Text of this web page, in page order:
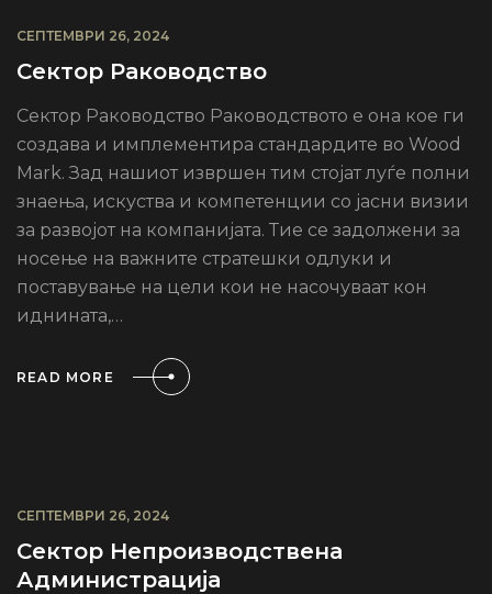
СЕПТЕМВРИ 26, 2024
Сектор Раководство
Сектор Раководство Раководството е она кое ги
создава и имплементира стандардите во Wood
Mark. Зад нашиот извршен тим стојат луѓе полни
знаења, искуства и компетенции со јасни визии
за развојот на компанијата. Тие се задолжени за
носење на важните стратешки одлуки и
поставување на цели кои не насочуваат кон
иднината,…
READ MORE
СЕПТЕМВРИ 26, 2024
Сектор Непроизводствена
Администрација